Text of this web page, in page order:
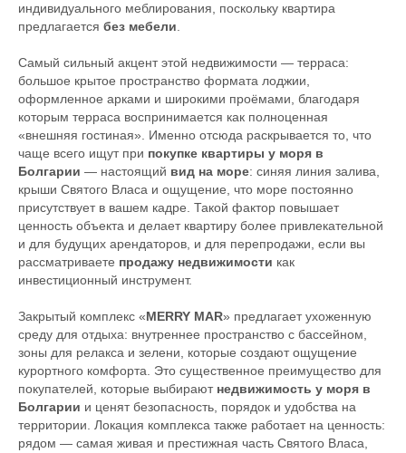
индивидуального меблирования, поскольку квартира
предлагается без мебели.
Самый сильный акцент этой недвижимости — терраса:
большое крытое пространство формата лоджии,
оформленное арками и широкими проёмами, благодаря
которым терраса воспринимается как полноценная
«внешняя гостиная». Именно отсюда раскрывается то, что
чаще всего ищут при покупке квартиры у моря в
Болгарии — настоящий вид на море: синяя линия залива,
крыши Святого Власа и ощущение, что море постоянно
присутствует в вашем кадре. Такой фактор повышает
ценность объекта и делает квартиру более привлекательной
и для будущих арендаторов, и для перепродажи, если вы
рассматриваете продажу недвижимости как
инвестиционный инструмент.
Закрытый комплекс «MERRY MAR» предлагает ухоженную
среду для отдыха: внутреннее пространство с бассейном,
зоны для релакса и зелени, которые создают ощущение
курортного комфорта. Это существенное преимущество для
покупателей, которые выбирают недвижимость у моря в
Болгарии и ценят безопасность, порядок и удобства на
территории. Локация комплекса также работает на ценность:
рядом — самая живая и престижная часть Святого Власа,